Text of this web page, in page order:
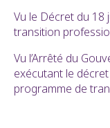
Vu le Décret du 18
transition
Vu l’Arrêté du
exécutant le
programme de